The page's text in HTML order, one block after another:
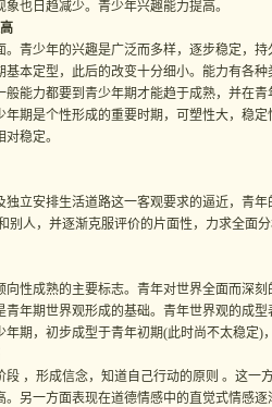
也日趋减少。青少年兴趣能力提高。
少年的兴趣是广泛而多样，逐步稳定，持
本定型，此后的改变十分细小。能力有各
能力都要到青少年期才能趋于成熟，并在
期是个性形成的重要时期，可塑性大，稳
稳定。
安排生活道路这一客观要求的逼近，青年
别人，并逐渐克服评价的片面性，力求全面
成熟的主要标志。青年对世界全面而深刻
年期世界观形成的基础。青年世界观的成
期，初步成型于青年初期(此时尚不太稳定)
，形成信念，知道自己行动的原则 。这一
另一方面表现在道德情感中的直觉式情感